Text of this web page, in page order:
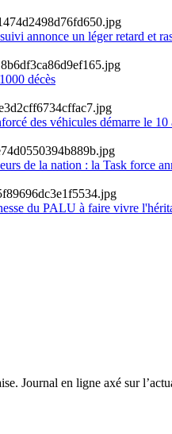
annonce un léger retard et
décès
des véhicules démarre le 10
de la nation : la Task force
du PALU à faire vivre
Journal en ligne axé sur